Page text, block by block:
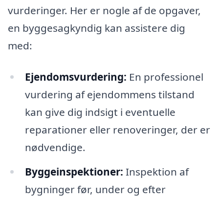
vurderinger. Her er nogle af de opgaver,
en byggesagkyndig kan assistere dig
med:
Ejendomsvurdering: En professionel
vurdering af ejendommens tilstand
kan give dig indsigt i eventuelle
reparationer eller renoveringer, der er
nødvendige.
Byggeinspektioner: Inspektion af
bygninger før, under og efter